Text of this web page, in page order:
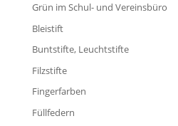
Grün im Schul- und Vereinsbüro
Bleistift
Buntstifte, Leuchtstifte
Filzstifte
Fingerfarben
Füllfedern